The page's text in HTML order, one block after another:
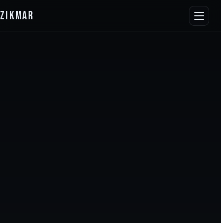
ZIKMAR